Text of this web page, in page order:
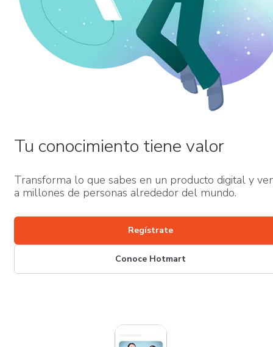
Tu conocimiento tiene valor
Transforma lo que sabes en un producto digital y
a millones de personas alrededor del mundo.
Regístrate
Conoce Hotmart